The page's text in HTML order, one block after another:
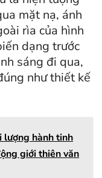
mặt nạ, ánh
rìa của hình
dạng trước
sáng đi qua,
như thiết kế
lượng hành tinh
giới thiên văn